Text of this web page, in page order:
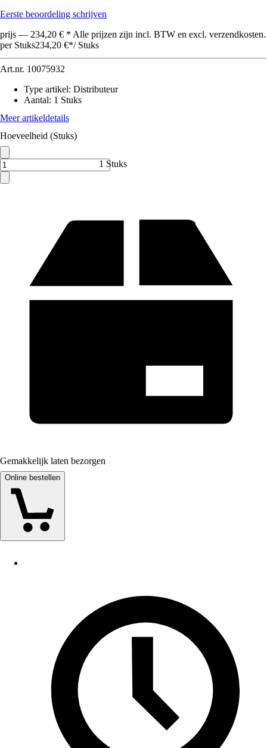
Eerste beoordeling schrijven
prijs — 234,20 € * Alle prijzen zijn incl. BTW en excl. verzendkosten.
per Stuks234,20 €*/ Stuks
Art.nr. 10075932
Type artikel: Distributeur
Aantal: 1 Stuks
Meer artikeldetails
Hoeveelheid (Stuks)
1 Stuks
Gemakkelijk laten bezorgen
Online bestellen